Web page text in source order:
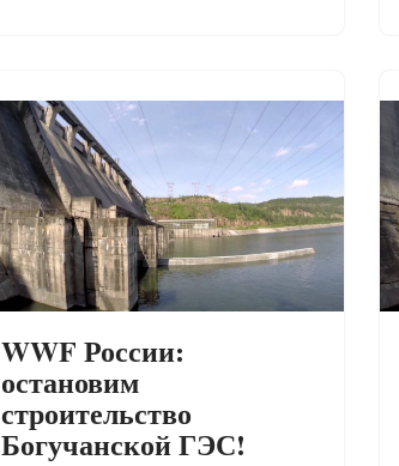
WWF России:
остановим
строительство
Богучанской ГЭС!